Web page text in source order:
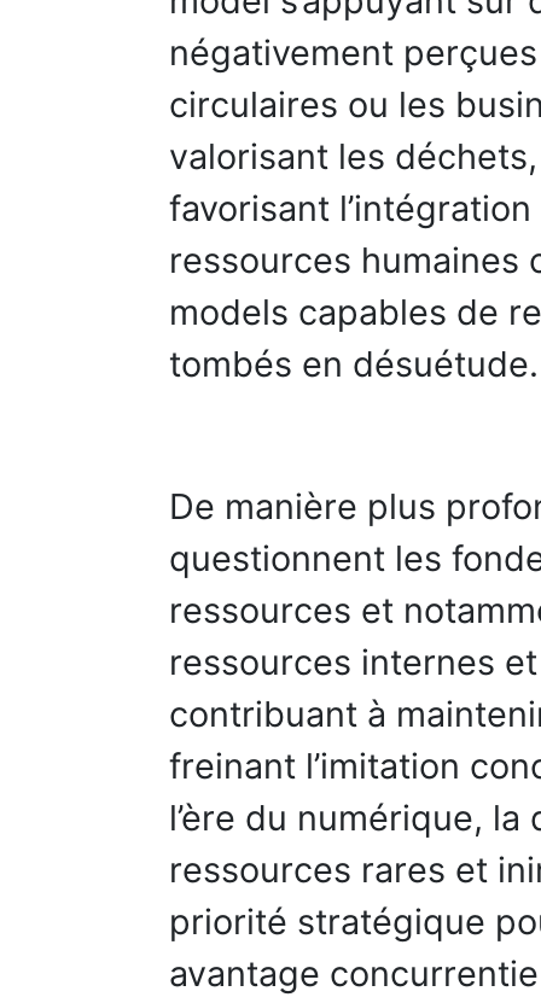
négativement
circulaires ou les
valorisant les
favorisant
ressources humaines
models capables de
tombés en désuétude.
De manière plus
questionnent les
ressources et
ressources internes
contribuant à
freinant l’imitation
l’ère du numérique,
ressources rares et
priorité stratégique
avantage